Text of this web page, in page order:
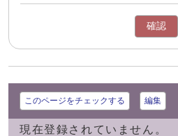
確認
このページをチェックする 編集
現在登録されていません。